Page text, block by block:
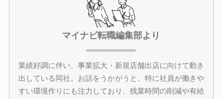
マイナビ転職編集部より
業績好調に伴い、事業拡大・新規店舗出店に向けて動き
出している同社。お話をうかがうと、特に社員が働きや
すい環境作りにも注力しており、残業時間の削減や有給